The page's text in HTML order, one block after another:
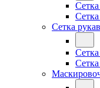
Сетка рукав